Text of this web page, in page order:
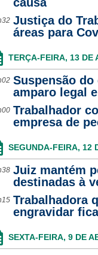
Justiça do
áreas para
TERÇA-FEIRA, 13 DE
Suspensão
amparo legal
Trabalhador
empresa de
SEGUNDA-FEIRA, 12
Juiz mantém
destinadas à
Trabalhadora
engravidar
SEXTA-FEIRA, 9 DE